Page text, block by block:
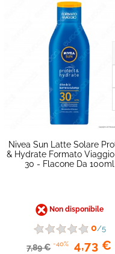
Nivea Sun Latte Solare
& Hydrate Formato Viaggio
30 - Flacone Da 100ml
Non disponibile
0/5
7,89 € -40% 4,73 €